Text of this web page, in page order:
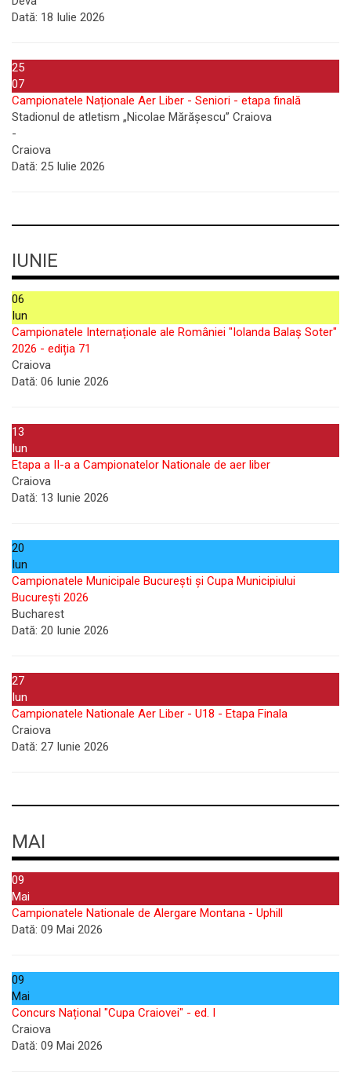
Dată: 18 Iulie 2026
25
07
Campionatele Naționale Aer Liber - Seniori - etapa finală
Stadionul de atletism „Nicolae Mărășescu” Craiova
-
Craiova
Dată: 25 Iulie 2026
IUNIE
06
Iun
Campionatele Internaționale ale României "Iolanda Balaș Soter"
2026 - ediția 71
Craiova
Dată: 06 Iunie 2026
13
Iun
Etapa a II-a a Campionatelor Nationale de aer liber
Craiova
Dată: 13 Iunie 2026
20
Iun
Campionatele Municipale București și Cupa Municipiului
București 2026
Bucharest
Dată: 20 Iunie 2026
27
Iun
Campionatele Nationale Aer Liber - U18 - Etapa Finala
Craiova
Dată: 27 Iunie 2026
MAI
09
Mai
Campionatele Nationale de Alergare Montana - Uphill
Dată: 09 Mai 2026
09
Mai
Concurs Național "Cupa Craiovei" - ed. I
Craiova
Dată: 09 Mai 2026